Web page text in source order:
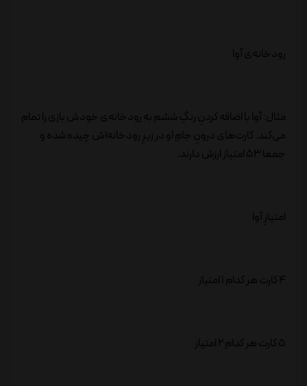
رودخانه‌ی آوا
مثال: آوا با اضافه کردنِ رنگِ ششم به رودخانه‌ی خودش بازی را تمام
می‌کند. کارت‌های درونِ جامِ او در زیرِ رودخانه‌اش چیده شده و
جمعا 53 امتیاز ارزش دارند.
امتیازِ آوا
4 کارت هر کدام 1 امتیاز
5 کارت هر کدام 2 امتیاز